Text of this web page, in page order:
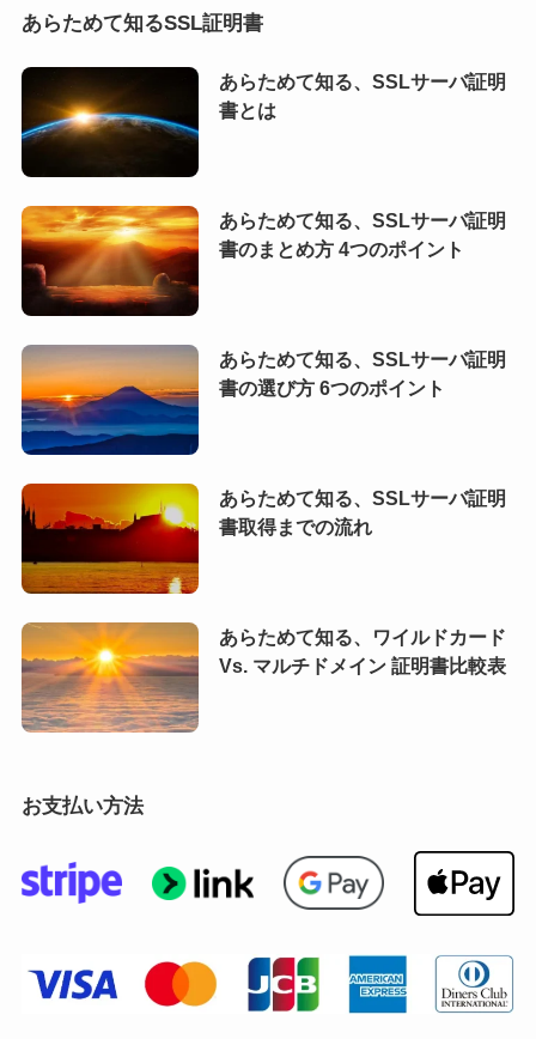
あらためて知るSSL証明書
あらためて知る、SSLサーバ証明
書とは
あらためて知る、SSLサーバ証明
書のまとめ方 4つのポイント
あらためて知る、SSLサーバ証明
書の選び方 6つのポイント
あらためて知る、SSLサーバ証明
書取得までの流れ
あらためて知る、ワイルドカード
Vs. マルチドメイン 証明書比較表
お支払い方法